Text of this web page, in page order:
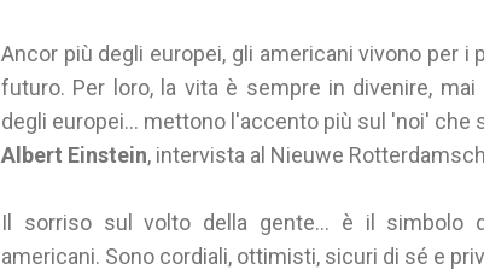
Ancor più degli europei, gli americani vivono per i
futuro. Per loro, la vita è sempre in divenire,
degli europei... mettono l'accento più sul 'noi' che
Albert Einstein, intervista al Nieuwe
Il sorriso sul volto della gente... è il simbolo
americani. Sono cordiali, ottimisti, sicuri di sé e